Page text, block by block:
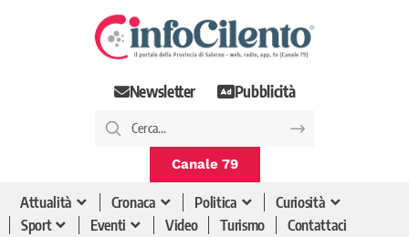
Newsletter Pubblicità
Canale 79
Attualità Cronaca Politica
Curiosità
Sport
Eventi Video Turismo Contattaci